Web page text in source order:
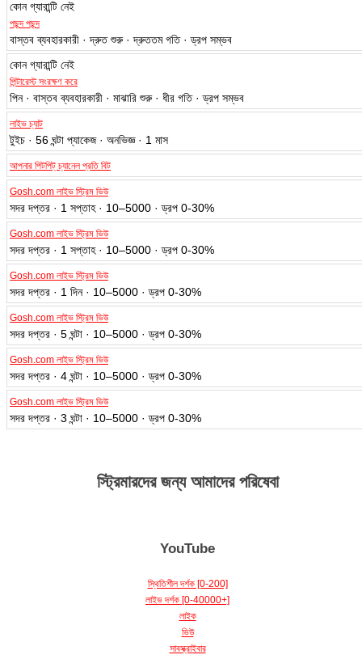
পছন্দ পছন্দ
বাস্তব ব্যবহারকারী · দ্রুত শুরু · দ্রুততম গতি · ড্রপ সম্ভব
কোন গ্যারান্টি নেই
পিন্টারেস্ট সংরক্ষণ করে
পিন · বাস্তব ব্যবহারকারী · মাঝারি শুরু · ধীর গতি · ড্রপ সম্ভব
লাইভ চ্যাট
টুইচ · 56 ঘন্টা প্যাকেজ · অনভিজ্ঞ · 1 মাস
আপনার পিটপিট্ চ্যানেল প্রতি বিট
Gosh.com লাইভ স্ট্রিম ভিউ
সদর দপ্তর · 1 সপ্তাহ · 10–5000 · ড্রপ 0-30%
Gosh.com লাইভ স্ট্রিম ভিউ
সদর দপ্তর · 1 সপ্তাহ · 10–5000 · ড্রপ 0-30%
Gosh.com লাইভ স্ট্রিম ভিউ
সদর দপ্তর · 1 দিন · 10–5000 · ড্রপ 0-30%
Gosh.com লাইভ স্ট্রিম ভিউ
সদর দপ্তর · 5 ঘন্টা · 10–5000 · ড্রপ 0-30%
Gosh.com লাইভ স্ট্রিম ভিউ
সদর দপ্তর · 4 ঘন্টা · 10–5000 · ড্রপ 0-30%
Gosh.com লাইভ স্ট্রিম ভিউ
সদর দপ্তর · 3 ঘন্টা · 10–5000 · ড্রপ 0-30%
লাইভ দর্শক [0-40000+]
লাইক
ভিউ
সাবস্ক্রাইবার
YouTube-এর জন্য ঘণ্টা দেখার সময়